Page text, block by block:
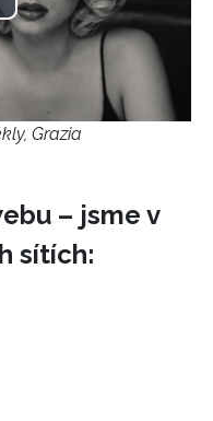
Grazia
– jsme v
sítích: